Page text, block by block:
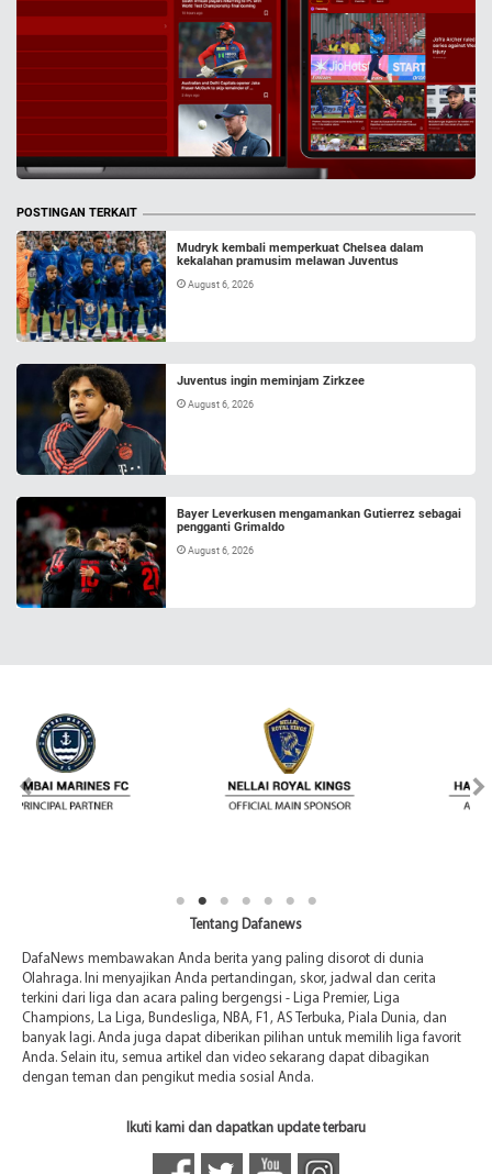
POSTINGAN TERKAIT
Mudryk kembali memperkuat Chelsea dalam
kekalahan pramusim melawan Juventus
August 6, 2026
Juventus ingin meminjam Zirkzee
August 6, 2026
Bayer Leverkusen mengamankan Gutierrez sebagai
pengganti Grimaldo
August 6, 2026
Tentang Dafanews
DafaNews membawakan Anda berita yang paling disorot di dunia
Olahraga. Ini menyajikan Anda pertandingan, skor, jadwal dan cerita
terkini dari liga dan acara paling bergengsi - Liga Premier, Liga
Champions, La Liga, Bundesliga, NBA, F1, AS Terbuka, Piala Dunia, dan
banyak lagi. Anda juga dapat diberikan pilihan untuk memilih liga favorit
Anda. Selain itu, semua artikel dan video sekarang dapat dibagikan
dengan teman dan pengikut media sosial Anda.
Ikuti kami dan dapatkan update terbaru